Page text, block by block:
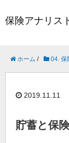
保険アナリス
ホーム / 04. 保
2019.11.11
貯蓄と保